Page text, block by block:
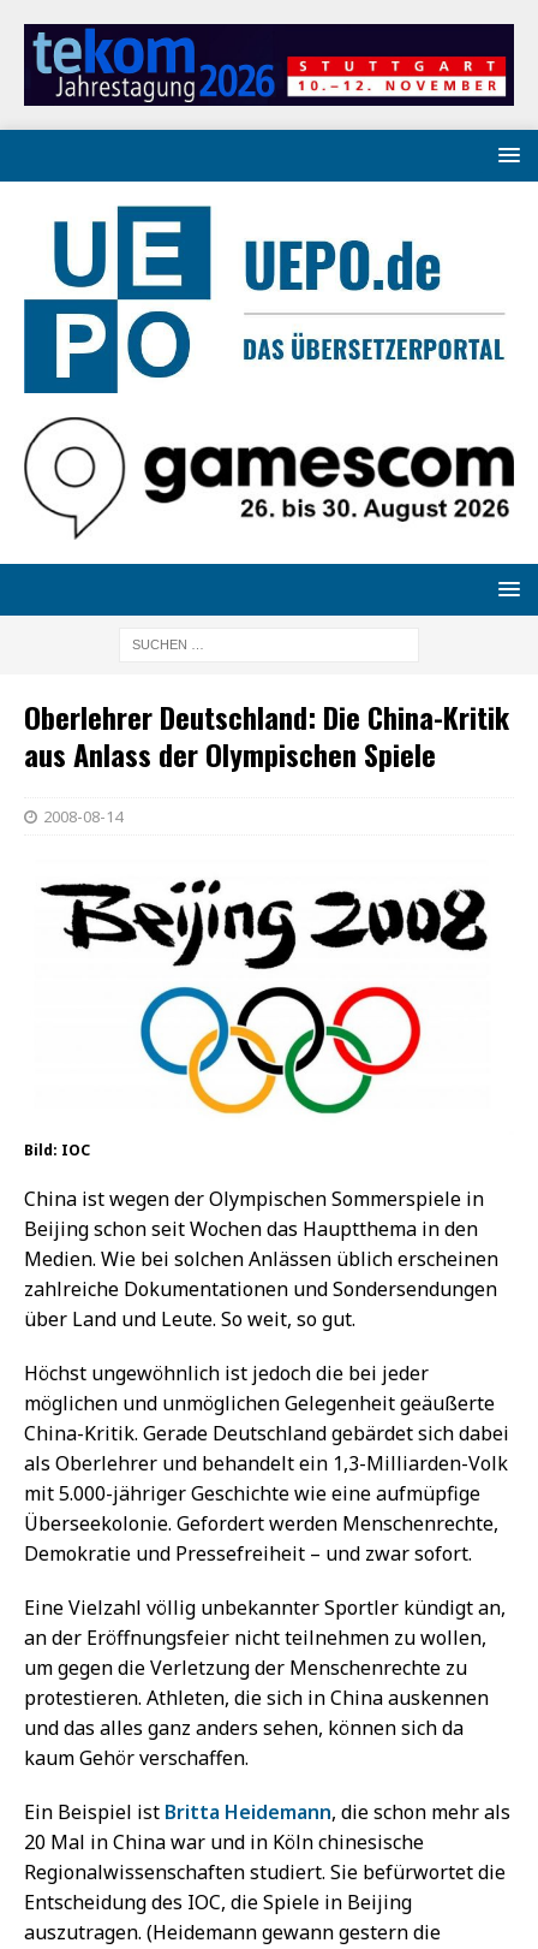
Oberlehrer Deutschland: Die China-Kritik
aus Anlass der Olympischen Spiele
2008-08-14
Bild: IOC
China ist wegen der Olympischen Sommerspiele in
Beijing schon seit Wochen das Hauptthema in den
Medien. Wie bei solchen Anlässen üblich erscheinen
zahlreiche Dokumentationen und Sondersendungen
über Land und Leute. So weit, so gut.
Höchst ungewöhnlich ist jedoch die bei jeder
möglichen und unmöglichen Gelegenheit geäußerte
China-Kritik. Gerade Deutschland gebärdet sich dabei
als Oberlehrer und behandelt ein 1,3-Milliarden-Volk
mit 5.000-jähriger Geschichte wie eine aufmüpfige
Überseekolonie. Gefordert werden Menschenrechte,
Demokratie und Pressefreiheit – und zwar sofort.
Eine Vielzahl völlig unbekannter Sportler kündigt an,
an der Eröffnungsfeier nicht teilnehmen zu wollen,
um gegen die Verletzung der Menschenrechte zu
protestieren. Athleten, die sich in China auskennen
und das alles ganz anders sehen, können sich da
kaum Gehör verschaffen.
Ein Beispiel ist Britta Heidemann, die schon mehr als
20 Mal in China war und in Köln chinesische
Regionalwissenschaften studiert. Sie befürwortet die
Entscheidung des IOC, die Spiele in Beijing
auszutragen. (Heidemann gewann gestern die